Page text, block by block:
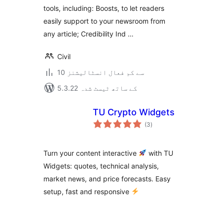
tools, including: Boosts, to let readers
easily support to your newsroom from
any article; Credibility Ind …
Civil
10 سے کم فعال انسٹالیشنز
5.3.22 کے ساتھ ٹیسٹ شدہ
TU Crypto Widgets
(3مجموعی
درجہ
)
Turn your content interactive
with TU
Widgets: quotes, technical analysis,
market news, and price forecasts. Easy
setup, fast and responsive